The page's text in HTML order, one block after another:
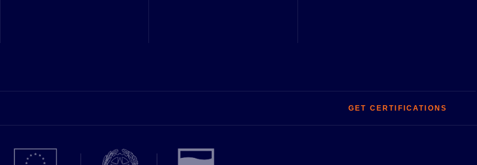
GET CERTIFICATIONS